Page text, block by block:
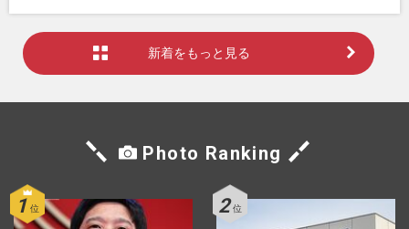
新着をもっと見る
Photo Ranking